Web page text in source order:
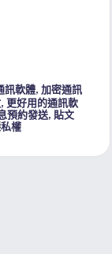
訊軟體, 加密通訊
,更好用的通訊軟
預約發送, 貼文
權